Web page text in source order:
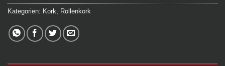
Kategorien: Kork Rollenkork